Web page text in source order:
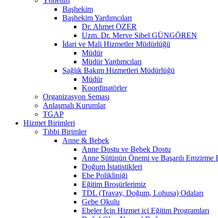
Başhekim
Başhekim Yardımcıları
Dr. Ahmet ÖZER
Uzm. Dr. Merve Sibel GÜNGÖREN
İdari ve Mali Hizmetler Müdürlüğü
Müdür
Müdür Yardımcıları
Sağlık Bakım Hizmetleri Müdürlüğü
Müdür
Koordinatörler
Organizasyon Şeması
Anlaşmalı Kurumlar
TGAP
Hizmet Birimleri
Tıbbi Birimler
Anne & Bebek
Anne Dostu ve Bebek Dostu
Anne Sütünün Önemi ve Başarılı Emzirme
Doğum İstatistikleri
Ebe Polikliniği
Eğitim Broşürlerimiz
TDL (Travay, Doğum, Lohusa) Odaları
Gebe Okulu
Ebeler İçin Hizmet içi Eğitim Programları